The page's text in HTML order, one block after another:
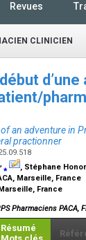
Revues
CLINICIEN
début
of an adventure in
practionner
,⁎ , Stéphane
Marseille, France
France
Pharmaciens PACA,
Résumé